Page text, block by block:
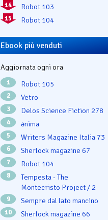
14 Robot 103
15 Robot 104
Ebook più venduti
Aggiornata ogni ora
1 Robot 105
2 Vetro
3 Delos Science Fiction 278
4 ənima
5 Writers Magazine Italia 73
6 Sherlock magazine 67
7 Robot 104
8
Tempesta - The
Montecristo Project / 2
9 Sempre dal lato mancino
10 Sherlock magazine 66